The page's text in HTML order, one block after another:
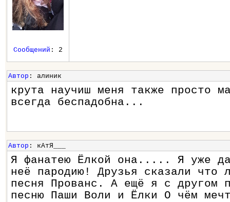
Сообщений : 2
Автор : алиник
крута научиш меня также просто
всегда беспадобна...
Автор : кАтЯ___
Я фанатею Ёлкой она..... Я уже
неё пародию! Друзья сказали что
песня Прованс. А ещё я с другом
песню Паши Воли и Ёлки О чём